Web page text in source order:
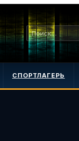
СПОРТЛАГЕРЬ